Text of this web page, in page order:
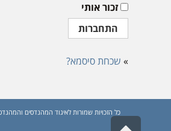
זכור אותי
» שכחת סיסמא?